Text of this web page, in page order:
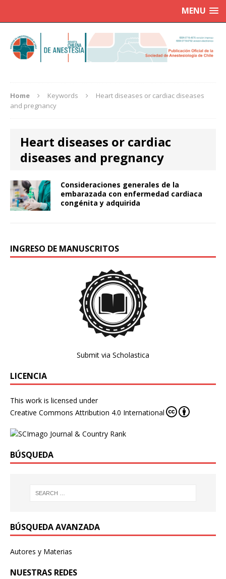
MENU
Home Keywords
Heart diseases or cardiac diseases
and pregnancy
Heart diseases or cardiac
diseases and pregnancy
Consideraciones generales de la
embarazada con enfermedad cardiaca
congénita y adquirida
INGRESO DE MANUSCRITOS
Submit via Scholastica
LICENCIA
This work is licensed under
Creative Commons Attribution 4.0 International
BÚSQUEDA
BÚSQUEDA AVANZADA
Autores y Materias
NUESTRAS REDES